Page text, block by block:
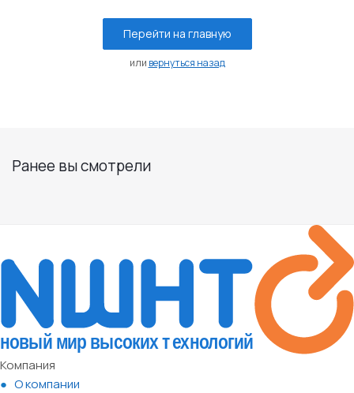
Перейти на главную
или вернуться назад
Ранее вы смотрели
Компания
О компании